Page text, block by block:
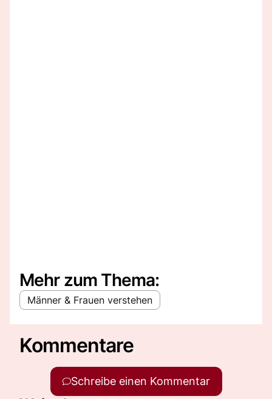
Mehr zum Thema:
Männer & Frauen verstehen
Kommentare
Schreibe einen Kommentar